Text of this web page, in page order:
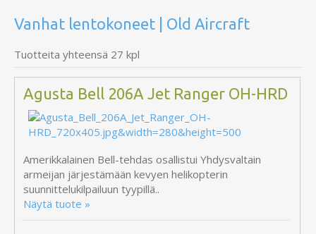
Vanhat lentokoneet | Old Aircraft
Tuotteita yhteensä 27 kpl
Agusta Bell 206A Jet Ranger OH-HRD
Amerikkalainen Bell-tehdas osallistui Yhdysvaltain
armeijan järjestämään kevyen helikopterin
suunnittelukilpailuun tyypillä..
Näytä tuote »